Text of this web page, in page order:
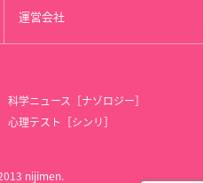
運営会社
科学ニュース［ナゾロジー］
心理テスト［シンリ］
nijimen.